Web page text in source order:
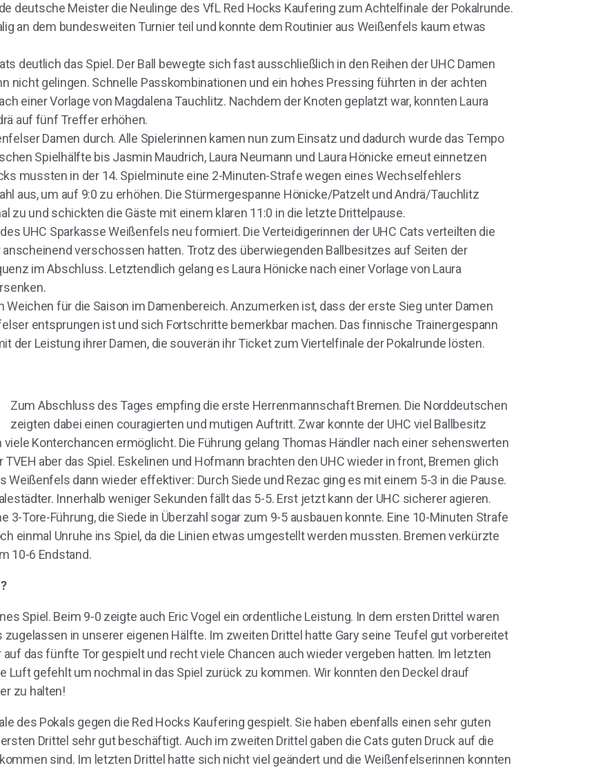
deutsche Meister die Neulinge des VfL Red Hocks Kaufering zum Achtelfinale der Pokalrunde.
an dem bundesweiten Turnier teil und konnte dem Routinier aus Weißenfels kaum etwas
deutlich das Spiel. Der Ball bewegte sich fast ausschließlich in den Reihen der UHC Damen
nicht gelingen. Schnelle Passkombinationen und ein hohes Pressing führten in der achten
einer Vorlage von Magdalena Tauchlitz. Nachdem der Knoten geplatzt war, konnten Laura
auf fünf Treffer erhöhen.
Damen durch. Alle Spielerinnen kamen nun zum Einsatz und dadurch wurde das Tempo
Spielhälfte bis Jasmin Maudrich, Laura Neumann und Laura Hönicke erneut einnetzen
mussten in der 14. Spielminute eine 2-Minuten-Strafe wegen eines Wechselfehlers
aus, um auf 9:0 zu erhöhen. Die Stürmergespanne Hönicke/Patzelt und Andrä/Tauchlitz
zu und schickten die Gäste mit einem klaren 11:0 in die letzte Drittelpause.
UHC Sparkasse Weißenfels neu formiert. Die Verteidigerinnen der UHC Cats verteilten die
anscheinend verschossen hatten. Trotz des überwiegenden Ballbesitzes auf Seiten der
im Abschluss. Letztendlich gelang es Laura Hönicke nach einer Vorlage von Laura
für die Saison im Damenbereich. Anzumerken ist, dass der erste Sieg unter Damen
entsprungen ist und sich Fortschritte bemerkbar machen. Das finnische Trainergespann
der Leistung ihrer Damen, die souverän ihr Ticket zum Viertelfinale der Pokalrunde lösten.
Zum Abschluss des Tages empfing die erste Herrenmannschaft Bremen. Die Norddeutschen
zeigten dabei einen couragierten und mutigen Auftritt. Zwar konnte der UHC viel Ballbesitz
Konterchancen ermöglicht. Die Führung gelang Thomas Händler nach einer sehenswerten
aber das Spiel. Eskelinen und Hofmann brachten den UHC wieder in front, Bremen glich
Weißenfels dann wieder effektiver: Durch Siede und Rezac ging es mit einem 5-3 in die Pause.
Innerhalb weniger Sekunden fällt das 5-5. Erst jetzt kann der UHC sicherer agieren.
3-Tore-Führung, die Siede in Überzahl sogar zum 9-5 ausbauen konnte. Eine 10-Minuten Strafe
einmal Unruhe ins Spiel, da die Linien etwas umgestellt werden mussten. Bremen verkürzte
10-6 Endstand.
Spiel. Beim 9-0 zeigte auch Eric Vogel ein ordentliche Leistung. In dem ersten Drittel waren
in unserer eigenen Hälfte. Im zweiten Drittel hatte Gary seine Teufel gut vorbereitet
das fünfte Tor gespielt und recht viele Chancen auch wieder vergeben hatten. Im letzten
Luft gefehlt um nochmal in das Spiel zurück zu kommen. Wir konnten den Deckel drauf
zu halten!
des Pokals gegen die Red Hocks Kaufering gespielt. Sie haben ebenfalls einen sehr guten
Drittel sehr gut beschäftigt. Auch im zweiten Drittel gaben die Cats guten Druck auf die
sind. Im letzten Drittel hatte sich nicht viel geändert und die Weißenfelserinnen konnten